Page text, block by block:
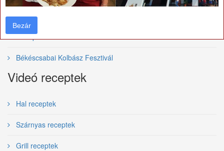
Tolcsvai Borfesztivál
Budapesti Borfesztivál
Békéscsabai Kolbász Fesztivál
Videó receptek
Hal receptek
Szárnyas receptek
Grill receptek
Bezár
Bezár